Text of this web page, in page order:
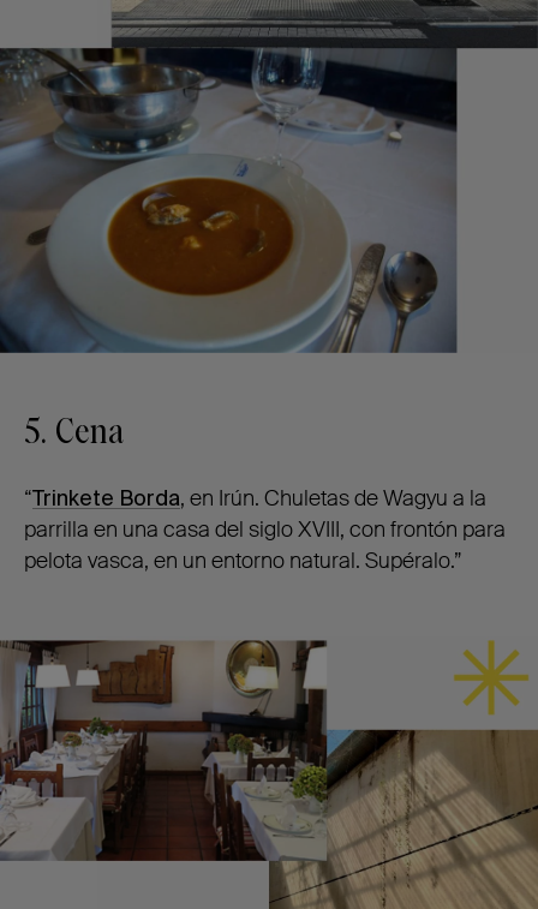
5. Cena
“Trinkete Borda, en Irún. Chuletas de Wagyu a la
parrilla en una casa del siglo XVIII, con frontón para
pelota vasca, en un entorno natural. Supéralo.”